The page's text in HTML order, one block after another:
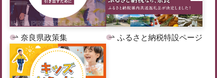
奈良県政策集 ふるさと納税特設ページ